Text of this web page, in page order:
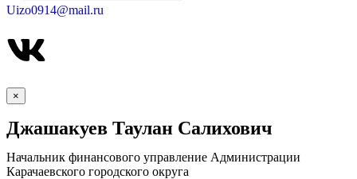
Uizo0914@mail.ru
×
Джашакуев Таулан Салихович
Начальник финансового управление Администрации
Карачаевского городского округа